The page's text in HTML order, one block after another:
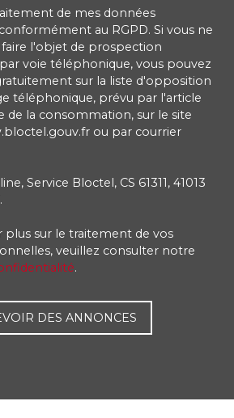
de mes données
au RGPD. Si vous ne
faire l'objet de prospection
voie téléphonique, vous pouvez
sur la liste d'opposition
téléphonique, prévu par l'article
de la consommation, sur le site
ou par courrier
Service Bloctel, CS 61311, 41013
plus sur le traitement de vos
veuillez consulter notre
.
DES ANNONCES